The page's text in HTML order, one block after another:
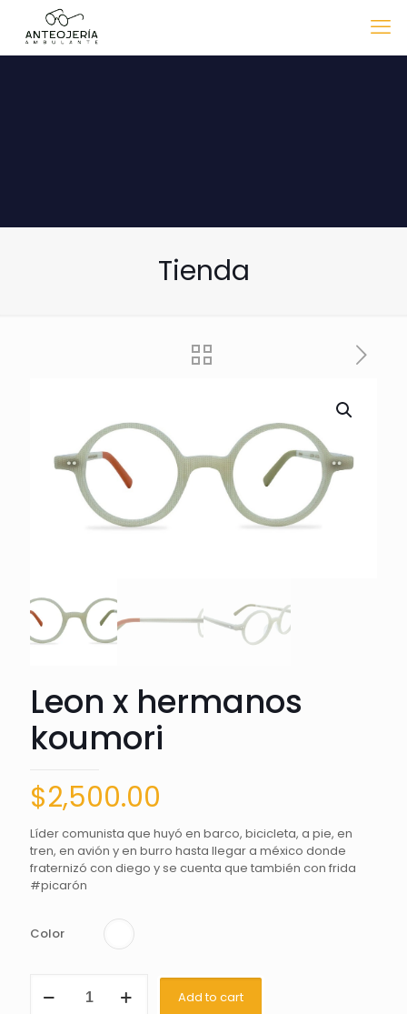
Tienda
Leon x hermanos
koumori
$2,500.00
Líder comunista que huyó en barco, bicicleta, a pie, en
tren, en avión y en burro hasta llegar a méxico donde
fraternizó con diego y se cuenta que también con frida
#picarón
Color
Add to cart